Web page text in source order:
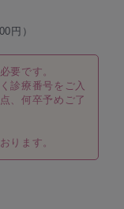
円）
要です。
診療番号をご入
、何卒予めご了
ります。